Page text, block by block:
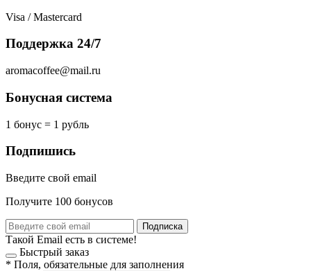
Visa / Mastercard
Поддержка 24/7
aromacoffee@mail.ru
Бонусная система
1 бонус = 1 рубль
Подпишись
Введите свой email
Получите 100 бонусов
Подписка
Такой Email есть в системе!
Быстрый заказ
* Поля, обязательные для заполнения